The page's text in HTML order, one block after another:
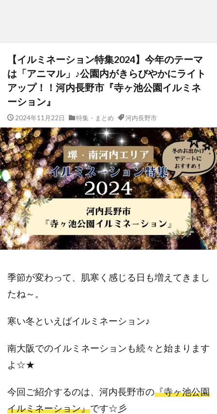
【イルミネーション特集2024】今年のテーマ
は「アニマル」♪公園内がきらびやかにライト
アップ！！河内長野市『寺ヶ池公園イルミネ
ーション』
2024年11月22日 特集・まとめ 河内長野市
季節が変わって、肌寒く感じる日も増えてきまし
たね～。
寒い冬といえばイルミネーション♪
南大阪でのイルミネーションも続々と始まります
よ☆★
今回ご紹介するのは、河内長野市の『寺ヶ池公園
イルミネーション』です☆彡